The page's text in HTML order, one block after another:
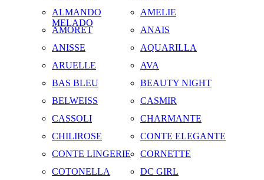
ALMANDO
MELADO
AMELIE
AMORET
ANAIS
ANISSE
AQUARILLA
ARUELLE
AVA
BAS BLEU
BEAUTY NIGHT
BELWEISS
CASMIR
CASSOLI
CHARMANTE
CHILIROSE
CONTE ELEGANTE
CONTE LINGERIE
CORNETTE
COTONELLA
DC GIRL